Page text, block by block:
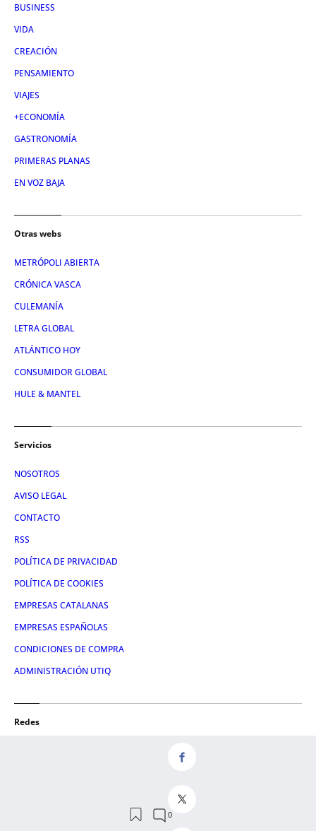
BUSINESS
VIDA
CREACIÓN
PENSAMIENTO
VIAJES
+ECONOMÍA
GASTRONOMÍA
PRIMERAS PLANAS
EN VOZ BAJA
Otras webs
METRÓPOLI ABIERTA
CRÓNICA VASCA
CULEMANÍA
LETRA GLOBAL
ATLÁNTICO HOY
CONSUMIDOR GLOBAL
HULE & MANTEL
Servicios
NOSOTROS
AVISO LEGAL
CONTACTO
RSS
POLÍTICA DE PRIVACIDAD
POLÍTICA DE COOKIES
EMPRESAS CATALANAS
EMPRESAS ESPAÑOLAS
CONDICIONES DE COMPRA
ADMINISTRACIÓN UTIQ
Redes